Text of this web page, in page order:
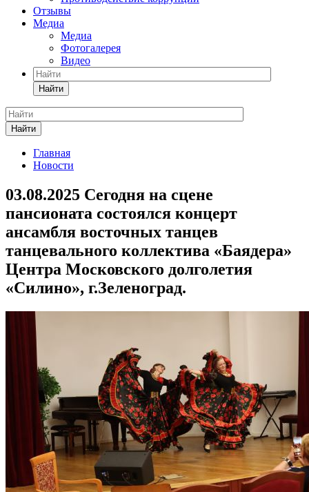
Отзывы
Медиа
Медиа
Фотогалерея
Видео
Найти
Найти
Главная
Новости
03.08.2025 Сегодня на сцене
пансионата состоялся концерт
ансамбля восточных танцев
танцевального коллектива «Баядера»
Центра Московского долголетия
«Силино», г.Зеленоград.